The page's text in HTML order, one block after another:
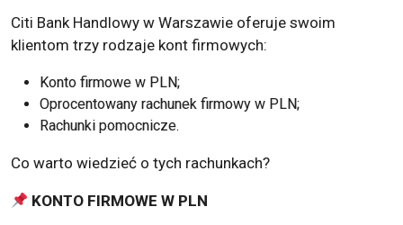
Citi Bank Handlowy w Warszawie oferuje swoim
klientom trzy rodzaje kont firmowych:
Konto firmowe w PLN;
Oprocentowany rachunek firmowy w PLN;
Rachunki pomocnicze.
Co warto wiedzieć o tych rachunkach?
KONTO FIRMOWE W PLN